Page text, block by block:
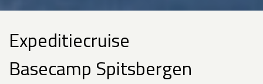
Expeditiecruise
Basecamp Spitsbergen